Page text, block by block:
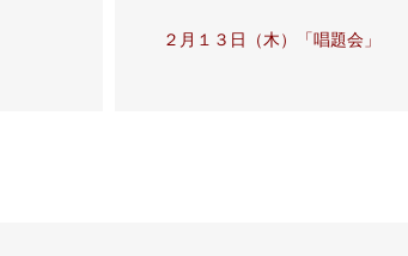
２月１３日（木）「唱題会」